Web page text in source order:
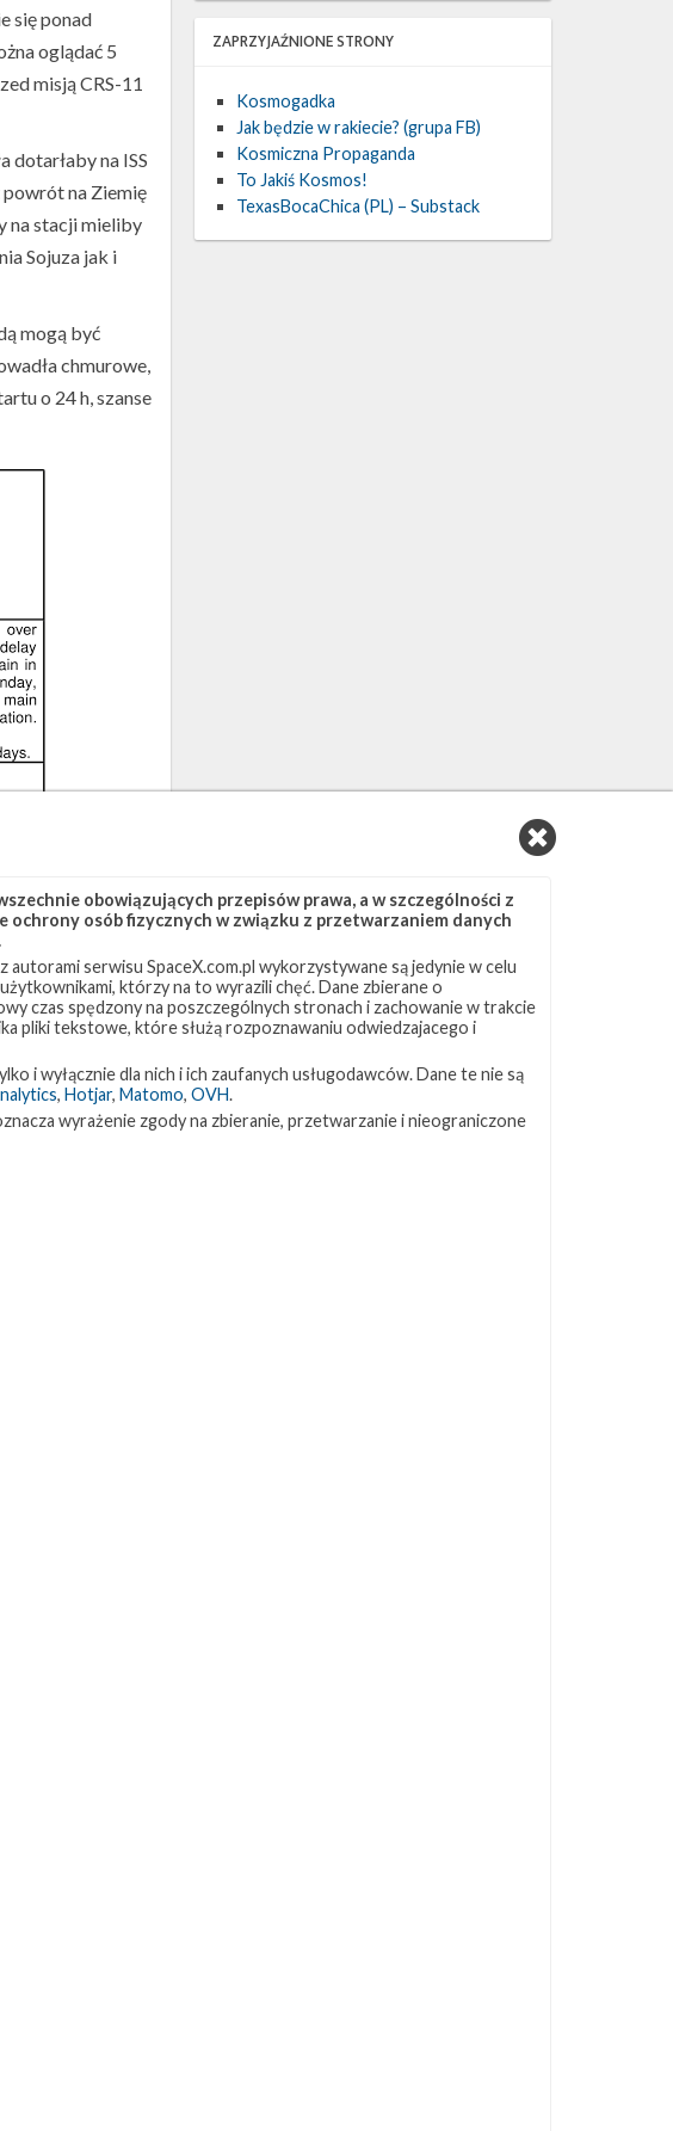
się ponad
oglądać 5
misją CRS-11
dotarłaby na ISS
powrót na Ziemię
na stacji mieliby
Sojuza jak i
mogą być
chmurowe,
o 24 h, szanse
ZAPRZYJAŹNIONE STRONY
Kosmogadka
Jak będzie w rakiecie? (grupa FB)
Kosmiczna Propaganda
To Jakiś Kosmos!
TexasBocaChica (PL) – Substack
obowiązujących przepisów prawa, a w szczególności z
ochrony osób fizycznych w związku z przetwarzaniem danych
serwisu SpaceX.com.pl wykorzystywane są jedynie w celu
którzy na to wyrazili chęć. Dane zbierane o
czas spędzony na poszczególnych stronach i zachowanie w trakcie
pliki tekstowe, które służą rozpoznawaniu odwiedzajacego i
i wyłącznie dla nich i ich zaufanych usługodawców. Dane te nie są
, Hotjar, Matomo, OVH.
wyrażenie zgody na zbieranie, przetwarzanie i nieograniczone